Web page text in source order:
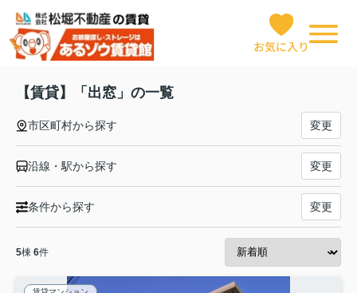
お気に入り
【賃貸】「出窓」の一覧
市区町村から探す 変更
沿線・駅から探す 変更
条件から探す 変更
5棟 6件